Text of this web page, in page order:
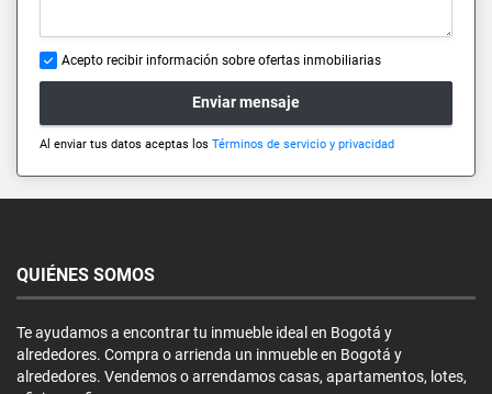
Acepto recibir información sobre ofertas inmobiliarias
Enviar mensaje
Al enviar tus datos aceptas los Términos de servicio y privacidad
QUIÉNES SOMOS
Te ayudamos a encontrar tu inmueble ideal en Bogotá y
alrededores. Compra o arrienda un inmueble en Bogotá y
alrededores. Vendemos o arrendamos casas, apartamentos, lotes,